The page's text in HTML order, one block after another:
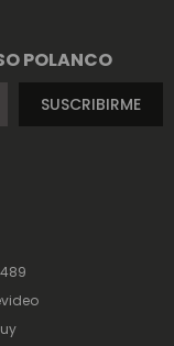
POLANCO
SUSCRIBIRME